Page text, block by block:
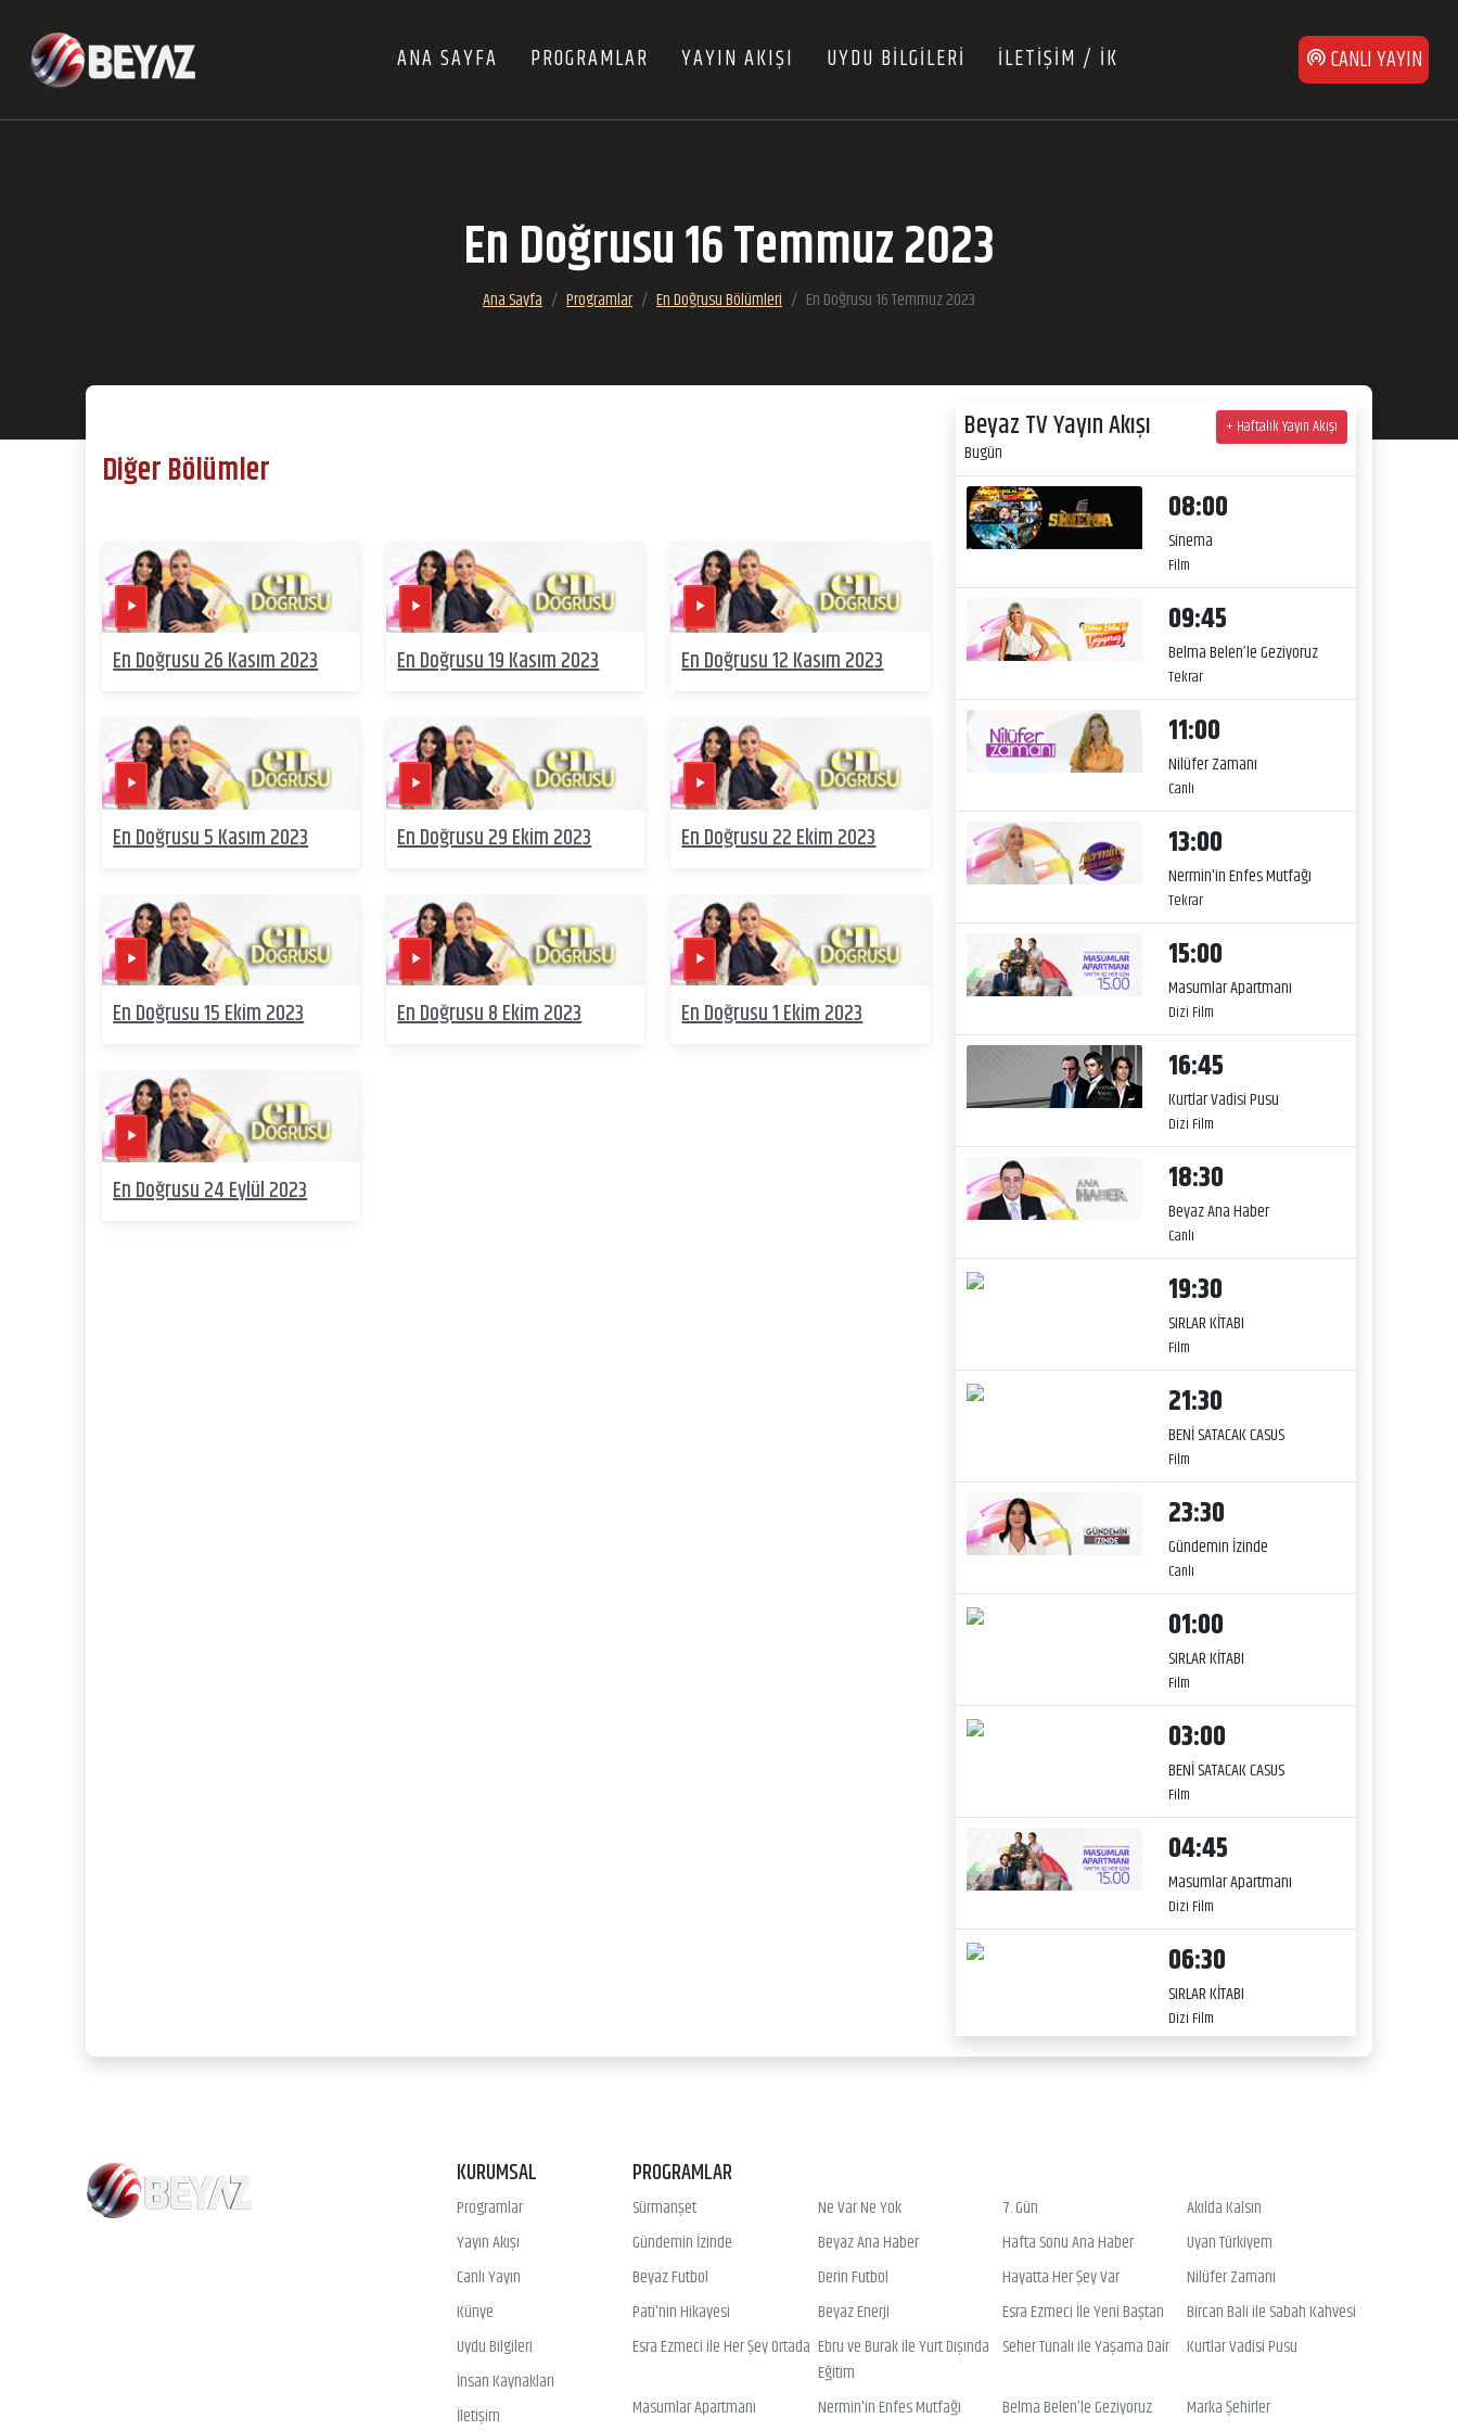
ANA SAYFA PROGRAMLAR YAYIN AKIŞI UYDU BİLGİLERİ İLETİŞİM / İK CANLI YAYIN
En Doğrusu 16 Temmuz 2023
Ana Sayfa Programlar En Doğrusu Bölümleri En Doğrusu 16 Temmuz 2023
Diğer Bölümler
En Doğrusu 26 Kasım 2023 En Doğrusu 19 Kasım 2023 En Doğrusu 12 Kasım 2023
En Doğrusu 5 Kasım 2023 En Doğrusu 29 Ekim 2023 En Doğrusu 22 Ekim 2023
En Doğrusu 15 Ekim 2023 En Doğrusu 8 Ekim 2023 En Doğrusu 1 Ekim 2023
En Doğrusu 24 Eylül 2023
Beyaz TV Yayın Akışı
Bugün
+ Haftalık Yayın Akışı
08:00
Sinema
Film
09:45
Belma Belen’le Geziyoruz
Tekrar
11:00
Nilüfer Zamanı
Canlı
13:00
Nermin'in Enfes Mutfağı
Tekrar
15:00
Masumlar Apartmanı
Dizi Film
16:45
Kurtlar Vadisi Pusu
Dizi Film
18:30
Beyaz Ana Haber
Canlı
19:30
SIRLAR KİTABI
Film
21:30
BENİ SATACAK CASUS
Film
23:30
Gündemin İzinde
Canlı
01:00
SIRLAR KİTABI
Film
03:00
BENİ SATACAK CASUS
Film
04:45
Masumlar Apartmanı
Dizi Film
06:30
SIRLAR KİTABI
Dizi Film
KURUMSAL
Programlar
Yayın Akışı
Canlı Yayın
Künye
Uydu Bilgileri
İnsan Kaynakları
İletişim
PROGRAMLAR
Sürmanşet Ne Var Ne Yok 7. Gün
Akılda Kalsın
Gündemin İzinde
Beyaz Ana Haber Hafta Sonu Ana Haber
Uyan Türkiyem
Beyaz Futbol
Derin Futbol Hayatta Her Şey Var
Nilüfer Zamanı
Pati'nin Hikayesi
Beyaz Enerji Esra Ezmeci İle Yeni Baştan
Bircan Bali ile Sabah Kahvesi
Esra Ezmeci ile Her Şey Ortada Ebru ve Burak ile Yurt Dışında
Eğitim
Seher Tunalı ile Yaşama Dair Kurtlar Vadisi Pusu
Masumlar Apartmanı Nermin'in Enfes Mutfağı Belma Belen’le Geziyoruz
Marka Şehirler